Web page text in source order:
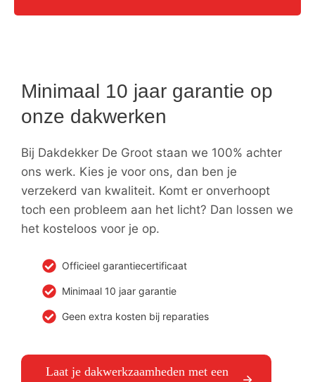
Minimaal 10 jaar garantie op
onze dakwerken
Bij Dakdekker De Groot staan we 100% achter
ons werk. Kies je voor ons, dan ben je
verzekerd van kwaliteit. Komt er onverhoopt
toch een probleem aan het licht? Dan lossen we
het kosteloos voor je op.
Officieel garantiecertificaat
Minimaal 10 jaar garantie
Geen extra kosten bij reparaties
Laat je dakwerkzaamheden met een